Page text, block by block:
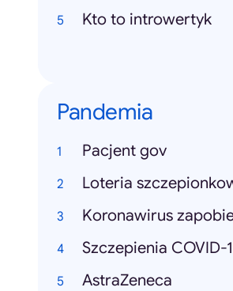
Kto to introwertyk
Pandemia
Pacjent gov
Loteria
Koronawirus
Szczepienia COVID-
AstraZeneca